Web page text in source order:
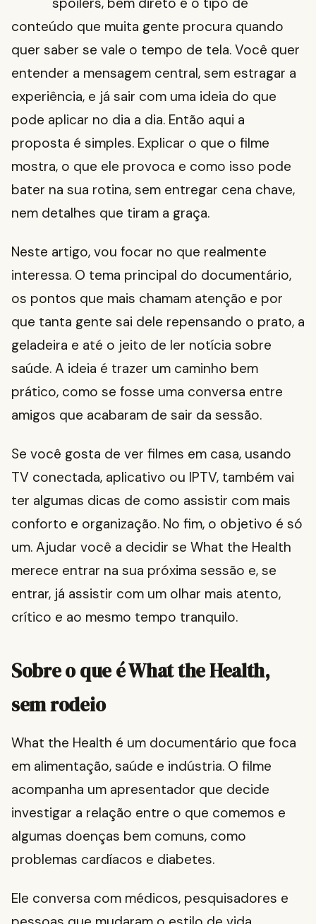
conteúdo que muita gente procura quando
quer saber se vale o tempo de tela. Você quer
entender a mensagem central, sem estragar a
experiência, e já sair com uma ideia do que
pode aplicar no dia a dia. Então aqui a
proposta é simples. Explicar o que o filme
mostra, o que ele provoca e como isso pode
bater na sua rotina, sem entregar cena chave,
nem detalhes que tiram a graça.
Neste artigo, vou focar no que realmente
interessa. O tema principal do documentário,
os pontos que mais chamam atenção e por
que tanta gente sai dele repensando o prato, a
geladeira e até o jeito de ler notícia sobre
saúde. A ideia é trazer um caminho bem
prático, como se fosse uma conversa entre
amigos que acabaram de sair da sessão.
Se você gosta de ver filmes em casa, usando
TV conectada, aplicativo ou IPTV, também vai
ter algumas dicas de como assistir com mais
conforto e organização. No fim, o objetivo é só
um. Ajudar você a decidir se What the Health
merece entrar na sua próxima sessão e, se
entrar, já assistir com um olhar mais atento,
crítico e ao mesmo tempo tranquilo.
Sobre o que é What the Health,
sem rodeio
What the Health é um documentário que foca
em alimentação, saúde e indústria. O filme
acompanha um apresentador que decide
investigar a relação entre o que comemos e
algumas doenças bem comuns, como
problemas cardíacos e diabetes.
Ele conversa com médicos, pesquisadores e